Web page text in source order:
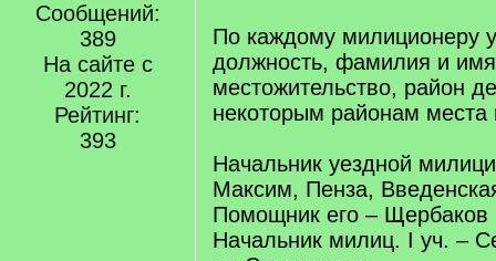
Сообщений:
389
На сайте с
2022 г.
Рейтинг:
393
По каждому милиционеру
должность, фамилия и
местожительство, район
некоторым районам места
Начальник уездной
Максим, Пенза,
Помощник его – Щербаков
Начальник милиц. I уч. –